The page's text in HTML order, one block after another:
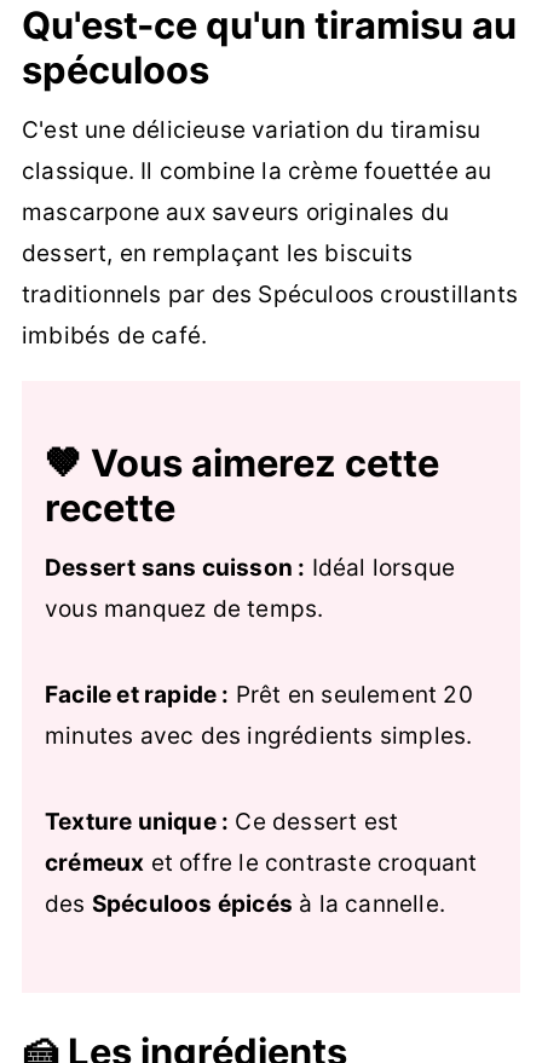
Qu'est-ce qu'un tiramisu au
spéculoos
C'est une délicieuse variation du tiramisu
classique. Il combine la crème fouettée au
mascarpone aux saveurs originales du
dessert, en remplaçant les biscuits
traditionnels par des Spéculoos croustillants
imbibés de café.
🤎 Vous aimerez cette
recette
Dessert sans cuisson : Idéal lorsque
vous manquez de temps.
Facile et rapide : Prêt en seulement 20
minutes avec des ingrédients simples.
Texture unique : Ce dessert est
crémeux et offre le contraste croquant
des Spéculoos épicés à la cannelle.
🍰 Les ingrédients